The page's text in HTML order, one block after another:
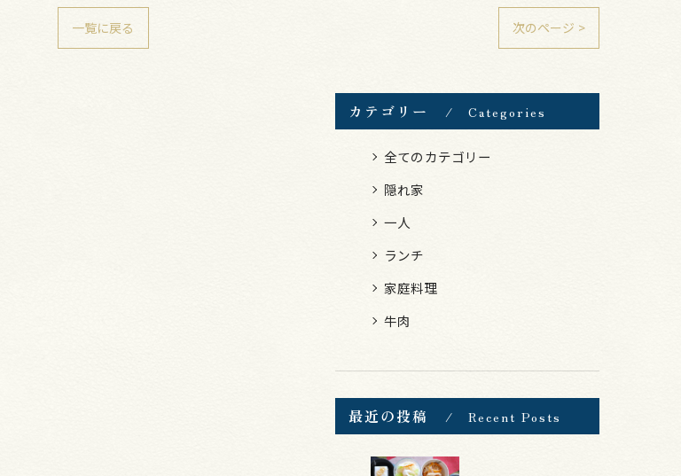
一覧に戻る 次のページ >
カテゴリー Categories
全てのカテゴリー
隠れ家
一人
ランチ
家庭料理
牛肉
最近の投稿 Recent Posts